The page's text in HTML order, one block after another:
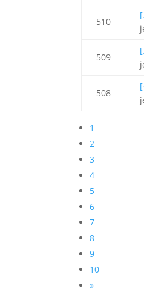
510
509
508
1
2
3
4
5
6
7
8
9
10
»